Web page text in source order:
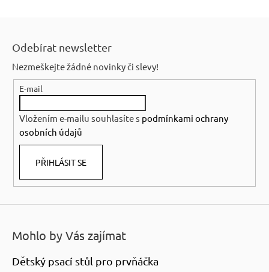
Odebírat newsletter
Nezmeškejte žádné novinky či slevy!
E-mail
Vložením e-mailu souhlasíte s podmínkami ochrany
osobních údajů
PŘIHLÁSIT SE
Mohlo by Vás zajímat
Dětský psací stůl pro prvňáčka